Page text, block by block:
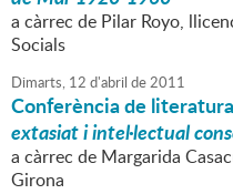
a càrrec de Pilar Royo,
Socials
Dimarts, 12 d'abril de2011
Conferència de
extasiat i intel·lectual
a càrrec de Margarida
Girona